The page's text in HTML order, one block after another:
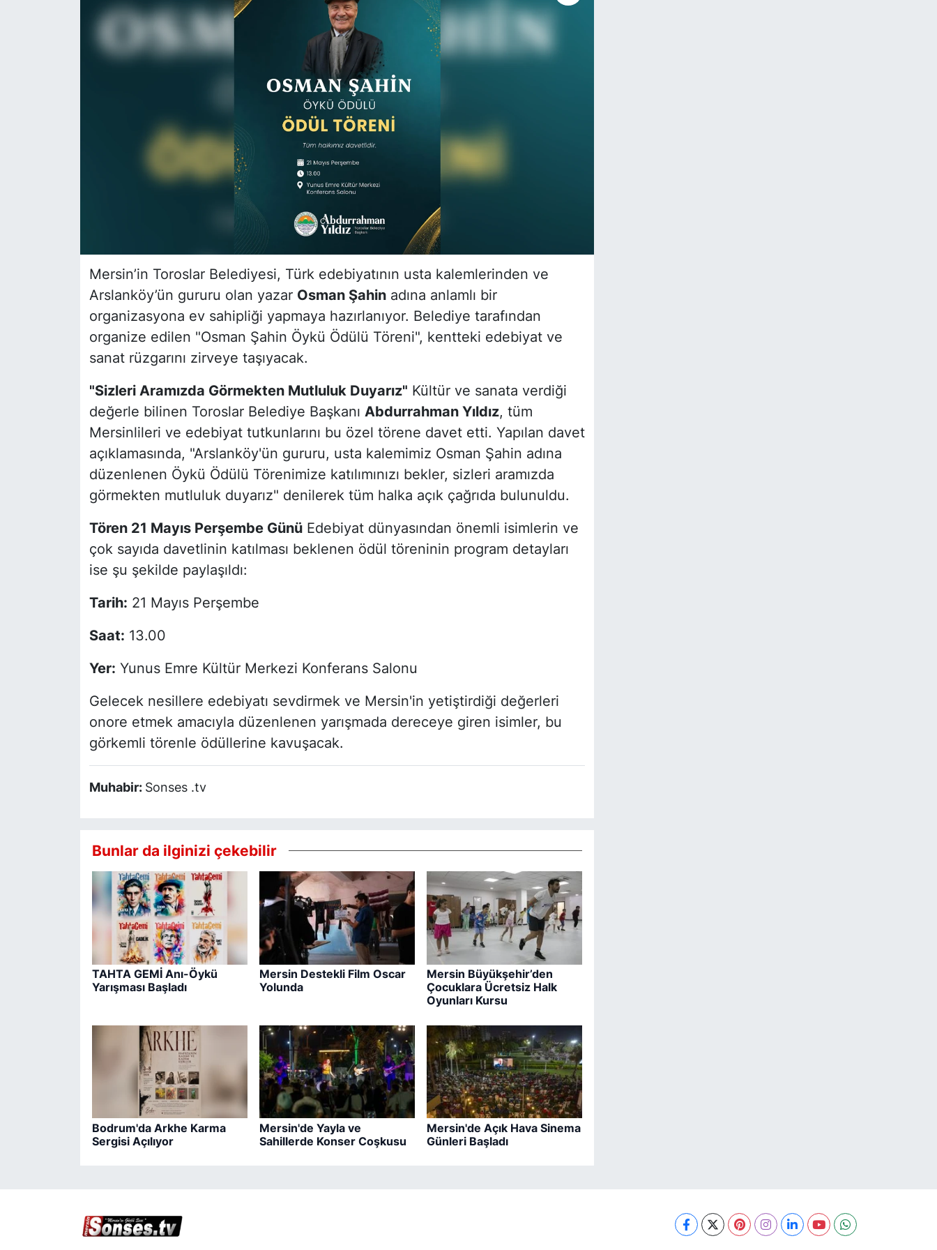
Mersin’in Toroslar Belediyesi, Türk edebiyatının usta kalemlerinden ve
Arslanköy’ün gururu olan yazar Osman Şahinadına anlamlı bir
organizasyona ev sahipliği yapmaya hazırlanıyor. Belediye tarafından
organize edilen "Osman Şahin Öykü Ödülü Töreni", kentteki edebiyat ve
sanat rüzgarını zirveye taşıyacak.
"Sizleri Aramızda Görmekten Mutluluk Duyarız" Kültür ve sanata verdiği
değerle bilinen Toroslar Belediye Başkanı Abdurrahman Yıldız, tüm
Mersinlileri ve edebiyat tutkunlarını bu özel törene davet etti. Yapılan davet
açıklamasında, "Arslanköy'ün gururu, usta kalemimiz Osman Şahin adına
düzenlenen Öykü Ödülü Törenimize katılımınızı bekler, sizleri aramızda
görmekten mutluluk duyarız" denilerek tüm halka açık çağrıda bulunuldu.
Tören 21 Mayıs Perşembe GünüEdebiyat dünyasından önemli isimlerin ve
çok sayıda davetlinin katılması beklenen ödül töreninin program detayları
ise şu şekilde paylaşıldı:
Tarih: 21 Mayıs Perşembe
Saat: 13.00
Yer: Yunus Emre Kültür Merkezi Konferans Salonu
Gelecek nesillere edebiyatı sevdirmek ve Mersin'in yetiştirdiği değerleri
onore etmek amacıyla düzenlenen yarışmada dereceye giren isimler, bu
görkemli törenle ödüllerine kavuşacak.
Muhabir: Sonses .tv
Bunlar da ilginizi çekebilir
TAHTA GEMİ Anı-Öykü
Yarışması Başladı
Mersin Destekli Film Oscar
Yolunda
Mersin Büyükşehir’den
Çocuklara Ücretsiz Halk
Oyunları Kursu
Bodrum'da Arkhe Karma
Sergisi Açılıyor
Mersin'de Yayla ve
Sahillerde Konser Coşkusu
Mersin'de Açık Hava Sinema
Günleri Başladı
YEREL HABER